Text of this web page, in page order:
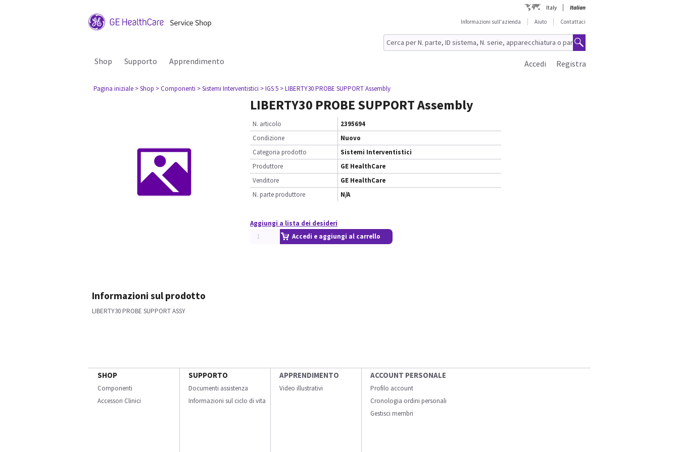
Italy
Italian
Informazioni sull'azienda
Aiuto Contattaci
Shop Supporto Apprendimento Registra
Accedi
Pagina iniziale > Shop > Componenti > Sistemi Interventistici > IGS 5 > LIBERTY30 PROBE SUPPORT Assembly
LIBERTY30 PROBE SUPPORT Assembly
N. articolo
2395694
Condizione
Nuovo
Categoria prodotto
Sistemi Interventistici
Produttore
GE HealthCare
Venditore
GE HealthCare
N. parte produttore
N/A
Aggiungi a lista dei desideri
Accedi e aggiungi al carrello
Informazioni sul prodotto
LIBERTY30 PROBE SUPPORT ASSY
SHOP
Componenti
Accessori Clinici
SUPPORTO
Documenti assistenza
Informazioni sul ciclo di vita
APPRENDIMENTO
Video illustrativi
ACCOUNT PERSONALE
Profilo account
Cronologia ordini personali
Gestisci membri